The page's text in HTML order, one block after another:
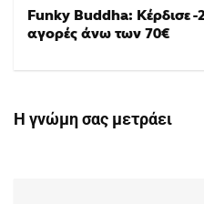
Funky Buddha: Κέρδισε -
αγορές άνω των 70€
Η γνώμη σας μετράει